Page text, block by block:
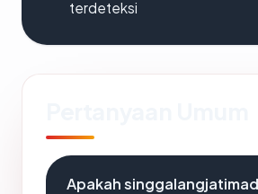
terdeteksi
Apakah